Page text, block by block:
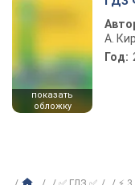
показать
обложку
А.
Год: